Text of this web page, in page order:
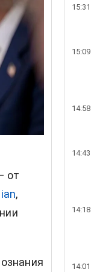
от
,
15:31
15:09
14:58
14:43
14:18
14:01